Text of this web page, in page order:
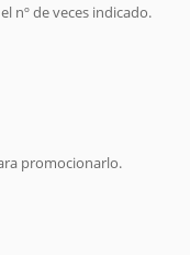
nº de veces indicado.
promocionarlo.